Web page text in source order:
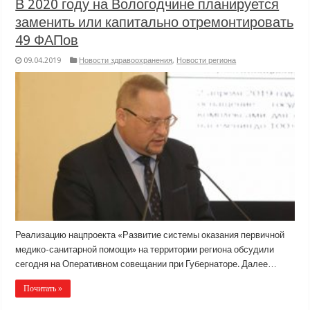
В 2020 году на Вологодчине планируется
заменить или капитально отремонтировать
49 ФАПов
09.04.2019 Новости здравоохранения, Новости региона
Реализацию нацпроекта «Развитие системы оказания первичной
медико-санитарной помощи» на территории региона обсудили
сегодня на Оперативном совещании при Губернаторе. Далее…
Почитать »